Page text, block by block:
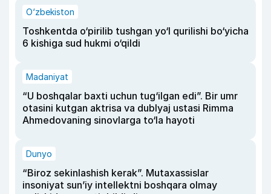
O‘zbekiston
Toshkentda o‘pirilib tushgan yo‘l qurilishi bo‘yicha
6 kishiga sud hukmi o‘qildi
Madaniyat
“U boshqalar baxti uchun tug‘ilgan edi”. Bir umr
otasini kutgan aktrisa va dublyaj ustasi Rimma
Ahmedovaning sinovlarga to‘la hayoti
Dunyo
“Biroz sekinlashish kerak”. Mutaxassislar
insoniyat sun’iy intellektni boshqara olmay